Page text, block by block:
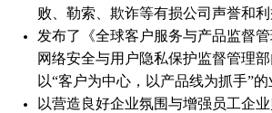
败、勒索、欺诈等有损公司声誉和利
发布了《全球客户服务与产品监督
网络安全与用户隐私保护监督管理
以“客户为中心，以产品线为抓手”的
以营造良好企业氛围与增强员工企